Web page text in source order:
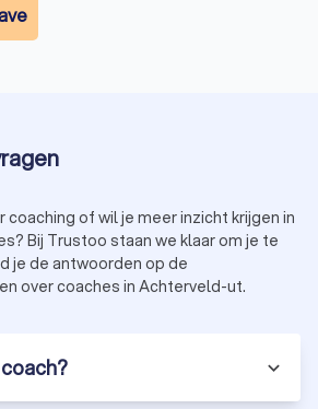
coaching of wil je meer inzicht krijgen in
Bij Trustoo staan we klaar om je te
je de antwoorden op de
over coaches in Achterveld-ut.